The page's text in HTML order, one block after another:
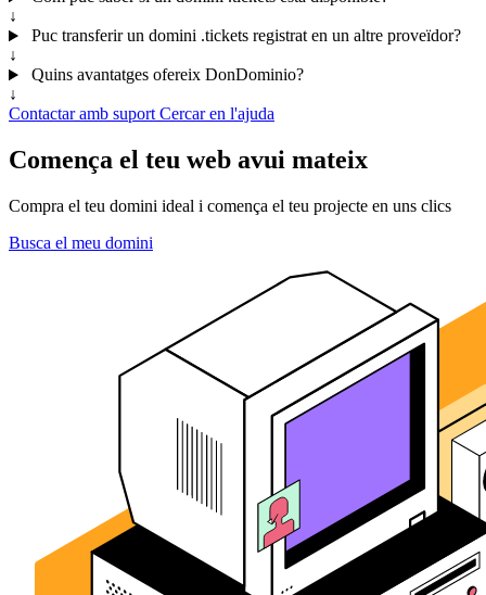
↓
Puc transferir un domini .tickets registrat en un altre proveïdor?
↓
Quins avantatges ofereix DonDominio?
↓
Contactar amb suport Cercar en l'ajuda
Comença el teu web avui mateix
Compra el teu domini ideal i comença el teu projecte en uns clics
Busca el meu domini